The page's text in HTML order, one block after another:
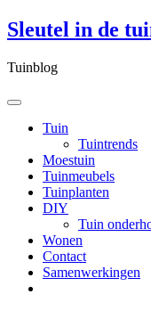
Skip
to
Sleutel in de
Tuinblog
Tuin
Tuintrends
Moestuin
Tuinmeubels
Tuinplanten
DIY
Tuin
Wonen
Contact
Samenwerkingen